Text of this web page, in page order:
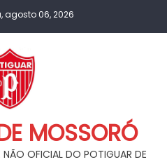
agosto 06, 2026
MOSSORÓ
NÃO OFICIAL DO POTIGUAR DE